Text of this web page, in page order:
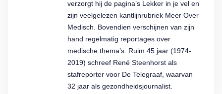
verzorgt hij de pagina’s Lekker in je vel en
zijn veelgelezen kantlijnrubriek Meer Over
Medisch. Bovendien verschijnen van zijn
hand regelmatig reportages over
medische thema’s. Ruim 45 jaar (1974-
2019) schreef René Steenhorst als
stafreporter voor De Telegraaf, waarvan
32 jaar als gezondheidsjournalist.